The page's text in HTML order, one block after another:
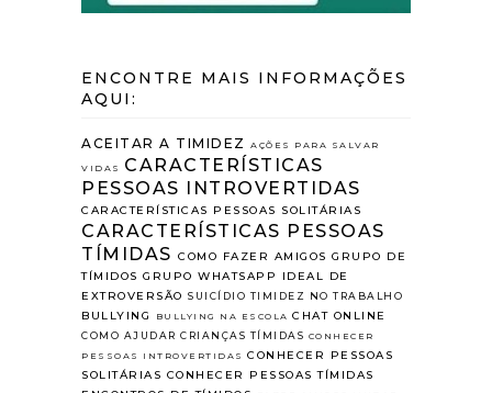
ENCONTRE MAIS INFORMAÇÕES
AQUI:
ACEITAR A TIMIDEZ AÇÕES PARA SALVAR
VIDAS
CARACTERÍSTICAS
PESSOAS INTROVERTIDAS
CARACTERÍSTICAS PESSOAS SOLITÁRIAS
CARACTERÍSTICAS PESSOAS
TÍMIDAS COMO FAZER AMIGOS GRUPO DE
TÍMIDOS GRUPO WHATSAPP
IDEAL DE
EXTROVERSÃO SUICÍDIO TIMIDEZ NO TRABALHO
BULLYING BULLYING NA ESCOLA CHAT ONLINE
COMO AJUDAR CRIANÇAS TÍMIDAS CONHECER
PESSOAS INTROVERTIDAS CONHECER PESSOAS
SOLITÁRIAS CONHECER PESSOAS TÍMIDAS